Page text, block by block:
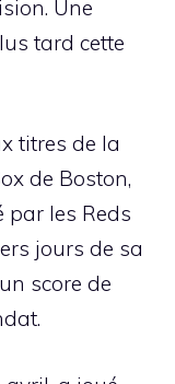
Une
tard cette
titres de la
de Boston,
par les Reds
jours de sa
score de